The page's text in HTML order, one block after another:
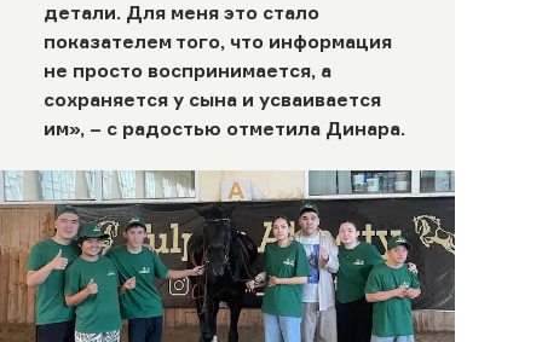
детали. Для меня это стало
показателем того, что информация
не просто воспринимается, а
сохраняется у сына и усваивается
им», – с радостью отметила Динара.